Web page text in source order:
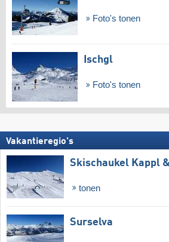
Foto's tonen
Ischgl
Foto's tonen
Vakantieregio's
Skischaukel Kappl
tonen
Surselva